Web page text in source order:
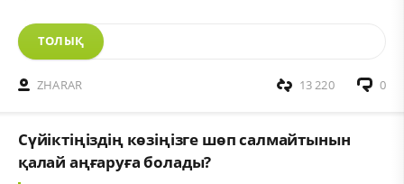
ТОЛЫҚ
ZHARAR 0
13 220
Сүйіктіңіздің көзіңізге шөп салмайтынын
қалай аңғаруға болады?